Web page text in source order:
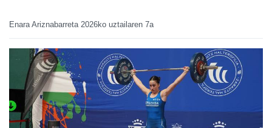
Enara Ariznabarreta 2026ko uztailaren 7a